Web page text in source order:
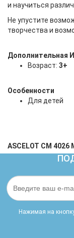
и научиться
Не упустите
творчества и
Дополнительная
Возраст: 3+
Особенности
Для детей
ASCELOT СM
Нажимая на